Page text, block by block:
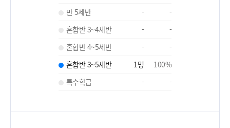
만 5세반
-
-
혼합반 3~4세반
-
-
혼합반 4~5세반
-
-
혼합반 3~5세반
1명 100%
특수학급
- -